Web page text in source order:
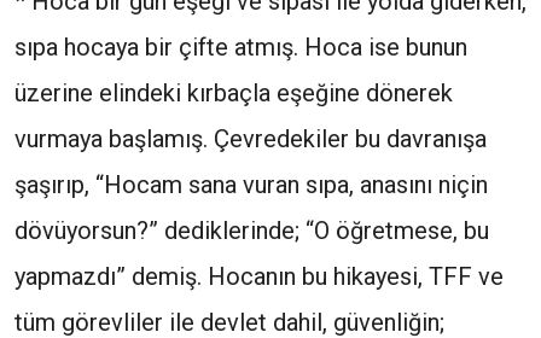
sıpa hocaya bir çifte atmış. Hoca ise bunun
üzerine elindeki kırbaçla eşeğine dönerek
vurmaya başlamış. Çevredekiler bu davranışa
şaşırıp, “Hocam sana vuran sıpa, anasını niçin
dövüyorsun?” dediklerinde; “O öğretmese, bu
yapmazdı” demiş. Hocanın bu hikayesi, TFF ve
tüm görevliler ile devlet dahil, güvenliğin;